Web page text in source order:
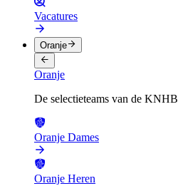
Vacatures
Oranje
Oranje
De selectieteams van de KNHB
Oranje Dames
Oranje Heren